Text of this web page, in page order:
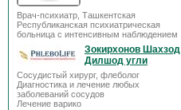
Врач-психиатр, Ташкентская
Республиканская психиатрическая
больница с интенсивным наблюдением
Зокирхонов Шахзод
Дилшод угли
Сосудистый хирург, флеболог
Диагностика и лечение любых
заболеваний сосудов
Лечение варико